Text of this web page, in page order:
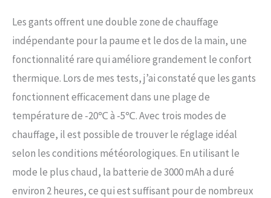
conçus pour les motocyclistes.
Fabriquées en PVC robuste et en
sur la paume, elles offrent une
protection et un confort
en polyuréthane assure
également une prise en main sûre
pendant la conduite Compatible
avec les écrans tactiles : restez
connecté sans retirer vos gants.
Deux doigts sont spécialement
conçus pour l'utilisation des
écrans tactiles, de sorte que
Les gants offrent une double zone de chauffage
indépendante pour la paume et le dos de la main, une
fonctionnalité rare qui améliore grandement le confort
thermique. Lors de mes tests, j’ai constaté que les gants
fonctionnent efficacement dans une plage de
température de -20℃ à -5℃. Avec trois modes de
chauffage, il est possible de trouver le réglage idéal
selon les conditions météorologiques. En utilisant le
mode le plus chaud, la batterie de 3000 mAh a duré
environ 2 heures, ce qui est suffisant pour de nombreux